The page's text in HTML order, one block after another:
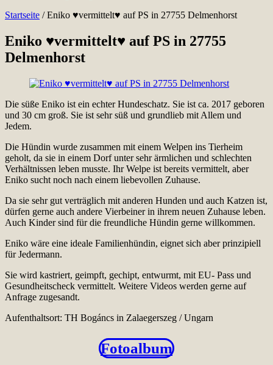
Startseite /Eniko ♥vermittelt♥ auf PS in 27755 Delmenhorst
Eniko ♥vermittelt♥ auf PS in 27755
Delmenhorst
Die süße Eniko ist ein echter Hundeschatz. Sie ist ca. 2017 geboren
und 30 cm groß. Sie ist sehr süß und grundlieb mit Allem und
Jedem.
Die Hündin wurde zusammen mit einem Welpen ins Tierheim
geholt, da sie in einem Dorf unter sehr ärmlichen und schlechten
Verhältnissen leben musste. Ihr Welpe ist bereits vermittelt, aber
Eniko sucht noch nach einem liebevollen Zuhause.
Da sie sehr gut verträglich mit anderen Hunden und auch Katzen ist,
dürfen gerne auch andere Vierbeiner in ihrem neuen Zuhause leben.
Auch Kinder sind für die freundliche Hündin gerne willkommen.
Eniko wäre eine ideale Familienhündin, eignet sich aber prinzipiell
für Jedermann.
Sie wird kastriert, geimpft, gechipt, entwurmt, mit EU- Pass und
Gesundheitscheck vermittelt. Weitere Videos werden gerne auf
Anfrage zugesandt.
Aufenthaltsort: TH Bogáncs in Zalaegerszeg / Ungarn
Fotoalbum